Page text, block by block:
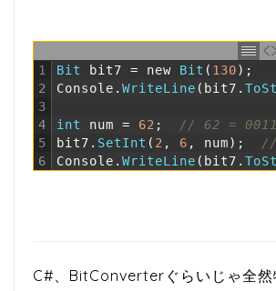
1
2
3
4
5
6
Bit bit7 = new Bit ( 130) ;
Console . WriteLine ( bit7 .
int num = 62 ;
// 62 =
bit7 . SetInt ( 2 , 6 , num) ;
//
Console . WriteLine ( bit7 .
C#、BitConverterぐらいじゃ全然